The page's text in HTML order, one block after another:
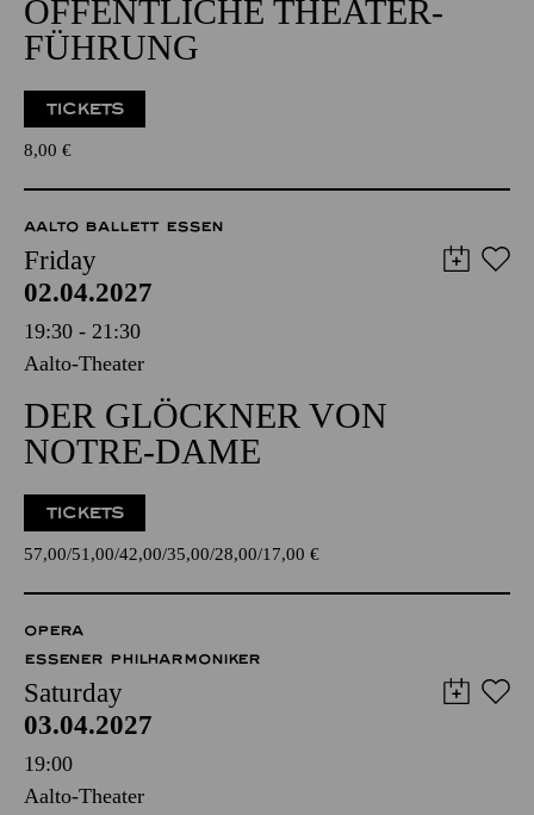
ÖFFENTLICHE THEATER­
FÜHRUNG
TICKETS
8,00 €
AALTO BALLETT ESSEN
Friday
02.04.2027
19:30 - 21:30
Aalto-Theater
DER GLÖCKNER VON
NOTRE-DAME
TICKETS
57,00 51,00 42,00 35,00 28,00 17,00 €
OPERA
ESSENER PHILHARMONIKER
Saturday
03.04.2027
19:00
Aalto-Theater